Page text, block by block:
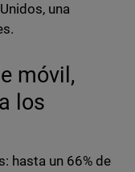
una
móvil,
los
hasta un 66% de